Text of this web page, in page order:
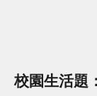
校園生活題：